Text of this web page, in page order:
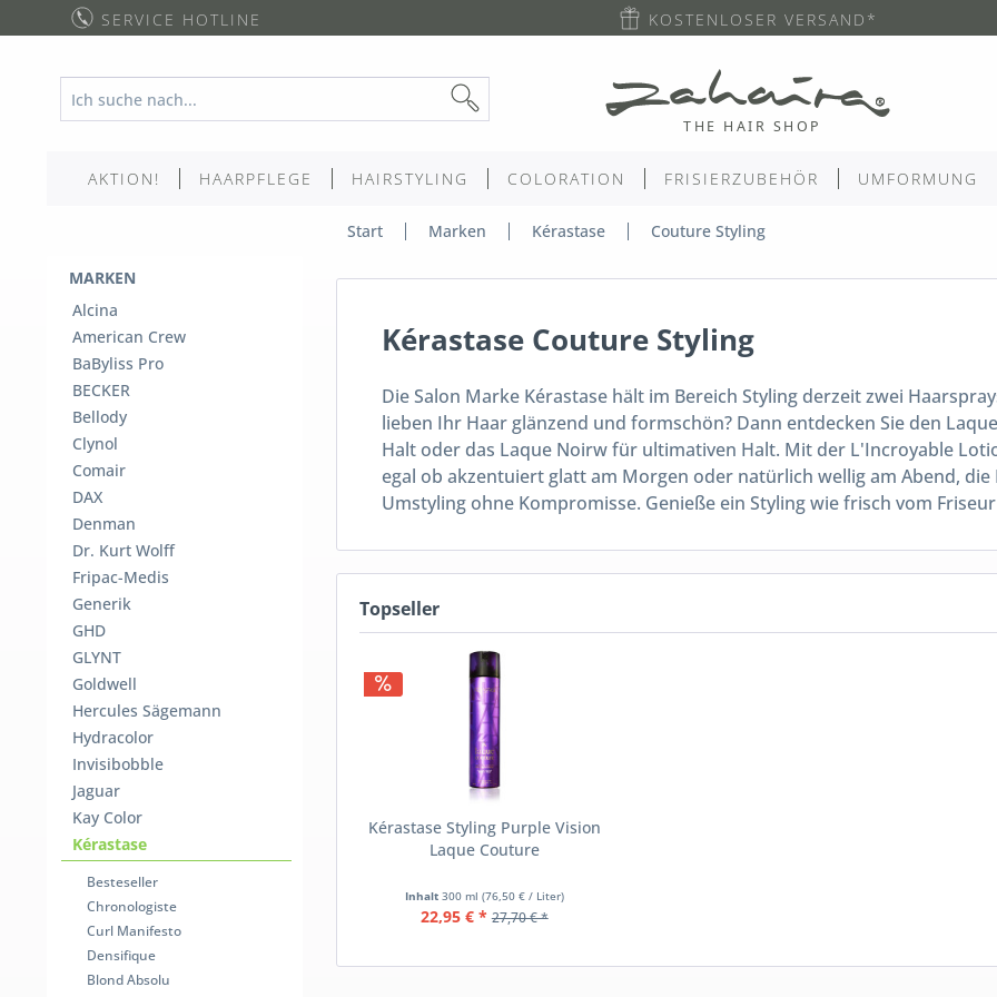
SERVICE HOTLINE KOSTENLOSER VERSAND*
AKTION! HAARPFLEGE HAIRSTYLING COLORATION FRISIERZUBEHÖR UMFORMUNG
MARKEN
Alcina
American Crew
BaByliss Pro
BECKER
Bellody
Clynol
Comair
DAX
Denman
Dr. Kurt Wolff
Fripac-Medis
Generik
GHD
GLYNT
Goldwell
Hercules Sägemann
Hydracolor
Invisibobble
Jaguar
Kay Color
Kérastase
Besteseller
Chronologiste
Curl Manifesto
Densifique
Blond Absolu
Start Marken Kérastase Couture Styling
Kérastase Couture Styling
Die Salon Marke Kérastase hält im Bereich Styling derzeit zwei
lieben Ihr Haar glänzend und formschön? Dann entdecken Sie den
Halt oder das Laque Noirw für ultimativen Halt. Mit der L'Incroyable
egal ob akzentuiert glatt am Morgen oder natürlich wellig am Abend,
Umstyling ohne Kompromisse. Genieße ein Styling wie frisch vom
Topseller
Kérastase Styling Purple Vision
Laque Couture
Inhalt 300 ml (76,50 € / Liter)
22,95 € * 27,70 € *